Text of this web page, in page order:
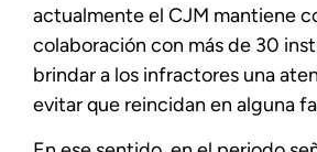
actualmente el CJM mantiene
colaboración con más de 30
brindar a los infractores una
evitar que reincidan en alguna